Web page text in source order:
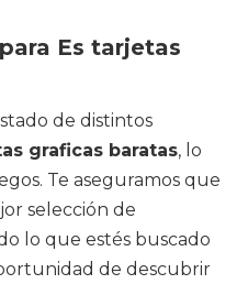
Es tarjetas
de distintos
graficas baratas, lo
Te aseguramos que
selección de
lo que estés buscado
de descubrir